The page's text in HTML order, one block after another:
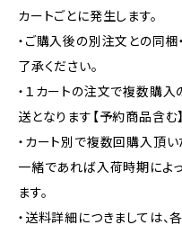
カートごとに発生します。
・ご購入後の別注文との同
了承ください。
・１カートの注文で複数購
送となります【予約商品含む】
・カート別で複数回購入頂
一緒であれば入荷時期によ
ます。
・送料詳細につきましては